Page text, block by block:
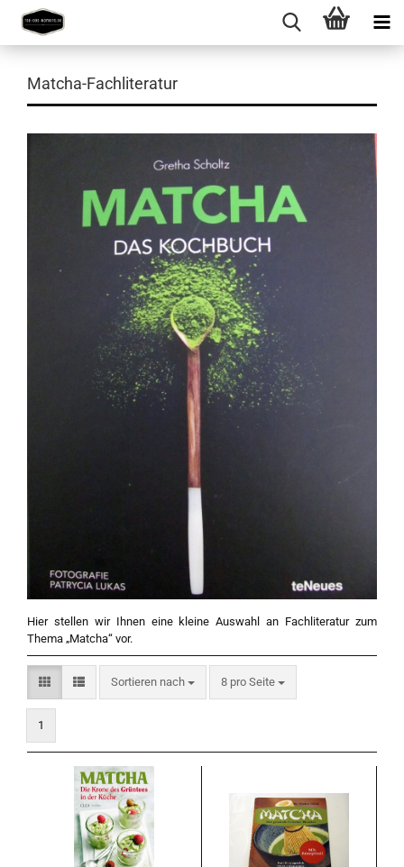
Matcha-Fachliteratur
Hier stellen wir Ihnen eine kleine Auswahl an Fachliteratur zum
Thema „Matcha“ vor.
Sortieren nach
Sortieren nach 8 pro Seite
pro Seite
1